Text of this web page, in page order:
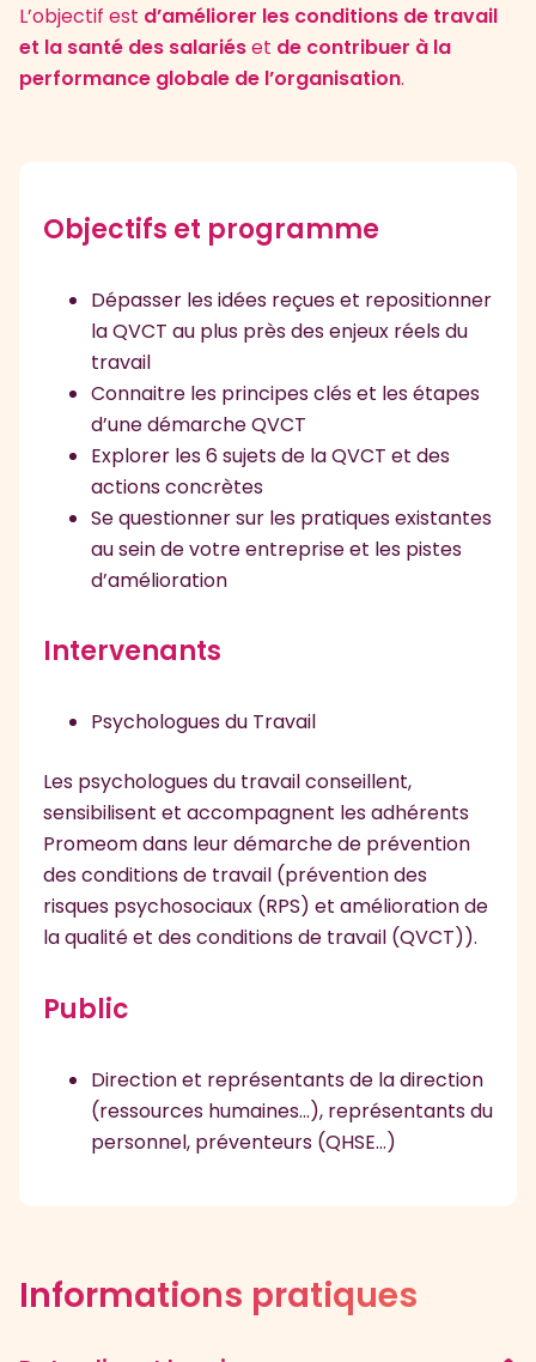
L’objectif est d’améliorer les conditions de travail
et la santé des salariéset de contribuer à la
performance globale de l’organisation.
Objectifs et programme
Dépasser les idées reçues et repositionner
la QVCT au plus près des enjeux réels du
travail
Connaitre les principes clés et les étapes
d’une démarche QVCT
Explorer les 6 sujets de la QVCT et des
actions concrètes
Se questionner sur les pratiques existantes
au sein de votre entreprise et les pistes
d’amélioration
Intervenants
Psychologues du Travail
Les psychologues du travail conseillent,
sensibilisent et accompagnent les adhérents
Promeom dans leur démarche de prévention
des conditions de travail (prévention des
risques psychosociaux (RPS) et amélioration de
la qualité et des conditions de travail (QVCT)).
Public
Direction et représentants de la direction
(ressources humaines…), représentants du
personnel, préventeurs (QHSE…)
Informations pratiques